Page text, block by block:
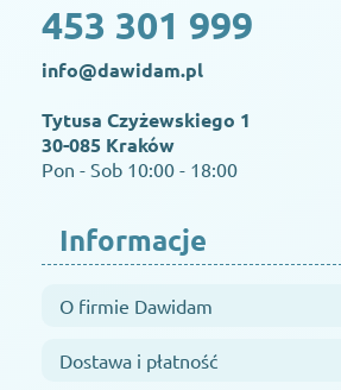
453 301 999
info@dawidam.pl
Tytusa Czyżewskiego 1
30-085 Kraków
Pon - Sob 10:00 - 18:00
Informacje
O firmie Dawidam
Dostawa i płatność